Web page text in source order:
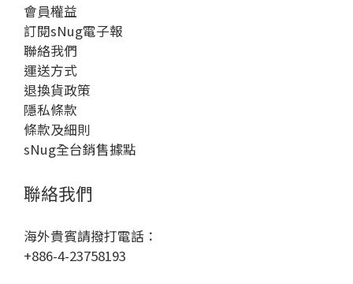
會員權益
訂閱sNug電子報
聯絡我們
運送方式
退換貨政策
隱私條款
條款及細則
sNug全台銷售據點
聯絡我們
海外貴賓請撥打電話：
+886-4-23758193